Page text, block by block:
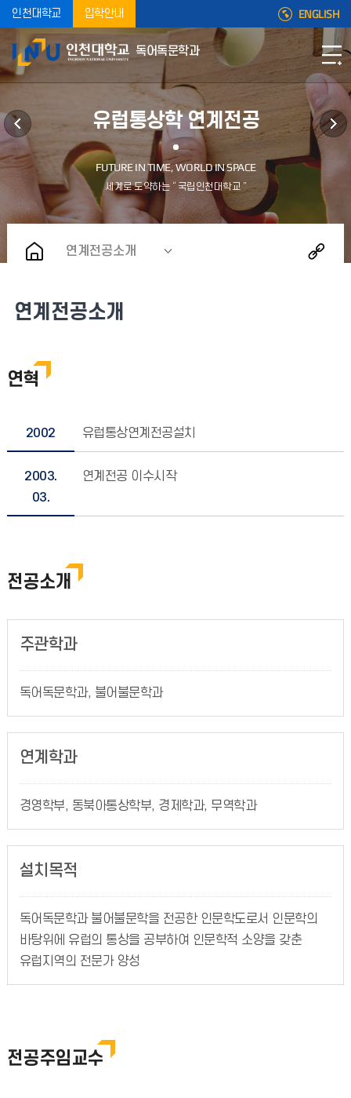
인천대학교 입학안내 ENGLISH
독어독문학과
유럽통상학 연계전공
연계전공소개
연계전공소개
연혁
2002 유럽통상연계전공설치
2003.
03.
연계전공 이수시작
전공소개
주관학과
독어독문학과, 불어불문학과
연계학과
경영학부, 동북아통상학부, 경제학과, 무역학과
설치목적
독어독문학과 불어불문학을 전공한 인문학도로서 인문학의
바탕위에 유럽의 통상을 공부하여 인문학적 소양을 갖춘
유럽지역의 전문가 양성
전공주임교수